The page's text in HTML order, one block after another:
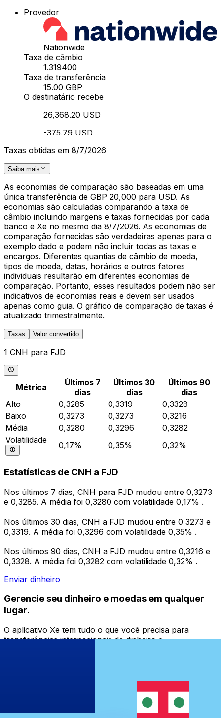
Provedor
Nationwide
Taxa de câmbio
1.319400
Taxa de transferência
15.00 GBP
O destinatário recebe
26,368.20 USD
-375.79 USD
Taxas obtidas em 8/7/2026
Saiba mais
As economias de comparação são baseadas em uma
única transferência de GBP 20,000 para USD. As
economias são calculadas comparando a taxa de
câmbio incluindo margens e taxas fornecidas por cada
banco e Xe no mesmo dia 8/7/2026. As economias de
comparação fornecidas são verdadeiras apenas para o
exemplo dado e podem não incluir todas as taxas e
encargos. Diferentes quantias de câmbio de moeda,
tipos de moeda, datas, horários e outros fatores
individuais resultarão em diferentes economias de
comparação. Portanto, esses resultados podem não ser
indicativos de economias reais e devem ser usados
apenas como guia. O gráfico de comparação de taxas é
atualizado trimestralmente.
Taxas Valor convertido
1 CNH para FJD
Métrica
Últimos 7
dias
Últimos 30
dias
Últimos 90
dias
Alto
0,3285 0,3319
0,3328
Baixo
0,3273 0,3273
0,3216
Média
0,3280 0,3296
0,3282
Volatilidade
0,17% 0,35% 0,32%
Estatísticas de CNH a FJD
Nos últimos 7 dias, CNH para FJD mudou entre 0,3273
e 0,3285. A média foi 0,3280 com volatilidade 0,17% .
Nos últimos 30 dias, CNH a FJD mudou entre 0,3273 e
0,3319. A média foi 0,3296 com volatilidade 0,35% .
Nos últimos 90 dias, CNH a FJD mudou entre 0,3216 e
0,3328. A média foi 0,3282 com volatilidade 0,32% .
Enviar dinheiro
Gerencie seu dinheiro e moedas em qualquer
lugar.
O aplicativo Xe tem tudo o que você precisa para
transferências internacionais de dinheiro e